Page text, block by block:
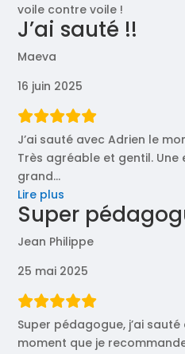
voile contre voile !
J’ai sauté !!
Maeva
16 juin 2025
J’ai sauté avec Adrien le
Très agréable et gentil. Une
grand…
Lire plus
sauté
Super
Jean Philippe
25 mai 2025
Super pédagogue, j’ai
moment que je